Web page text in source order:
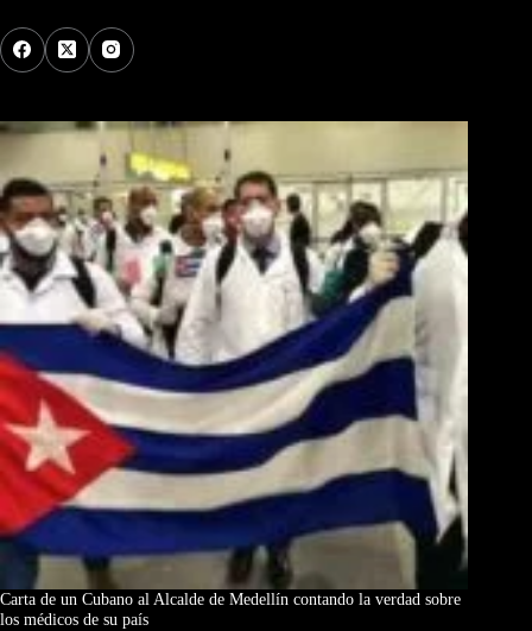
Carta de un Cubano al Alcalde de Medellín contando la verdad sobre
los médicos de su país